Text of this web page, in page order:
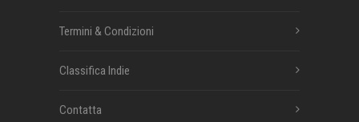
Termini & Condizioni
Classifica Indie
Contatta